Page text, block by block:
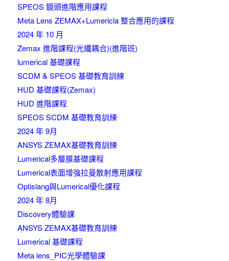
SPEOS 鏡頭進階應用課程
Meta Lens ZEMAX+Lumericla 整合應用的課程
2024 年 10 月
Zemax 進階課程(光纖耦合)(進階班)
lumerical 基礎課程
SCDM & SPEOS 基礎教育訓練
HUD 基礎課程(Zemax)
HUD 進階課程
SPEOS SCDM 基礎教育訓練
2024 年 9月
ANSYS ZEMAX基礎教育訓練
Lumerical多層膜基礎課程
Lumerical表面增強拉曼散射應用課程
Optislang與Lumerical優化課程
2024 年 8月
Discovery體驗課
ANSYS ZEMAX基礎教育訓練
Lumerical 基礎課程
Meta lens_PIC光學體驗課